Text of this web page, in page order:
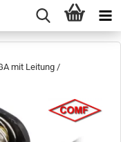
mit Leitung /